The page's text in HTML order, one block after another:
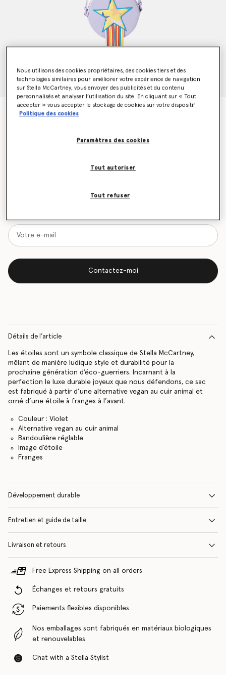
Sac a bandouliere graphique avec etoile et franges
Contactez-moi
Détails de l’article
Les étoiles sont un symbole classique de Stella McCartney,
mêlant de manière ludique style et durabilité pour la
prochaine génération d’éco-guerriers. Incarnant à la
perfection le luxe durable joyeux que nous défendons, ce sac
est fabriqué à partir d’une alternative vegan au cuir animal et
orné d’une étoile à franges à l’avant.
Couleur : Violet
Alternative vegan au cuir animal
Bandoulière réglable
Image d’étoile
Franges
Développement durable
Entretien et guide de taille
Livraison et retours
Free Express Shipping on all orders
Échanges et retours gratuits
Paiements flexibles disponibles
Nos emballages sont fabriqués en matériaux biologiques
et renouvelables.
Chat with a Stella Stylist
Nous utilisons des cookies propriétaires, des cookies tiers et des
technologies similaires pour améliorer votre expérience de navigation
sur Stella McCartney, vous envoyer des publicités et du contenu
personnalisés et analyser l’utilisation du site. En cliquant sur « Tout
accepter » vous accepter le stockage de cookies sur votre dispositif.
Politique des cookies
Paramètres des cookies
Tout refuser
Tout autoriser